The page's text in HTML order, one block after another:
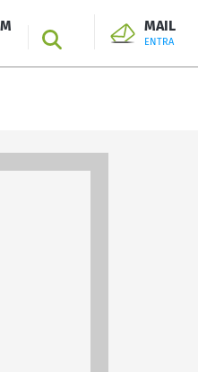
SEARCH
MAIL
ENTRA